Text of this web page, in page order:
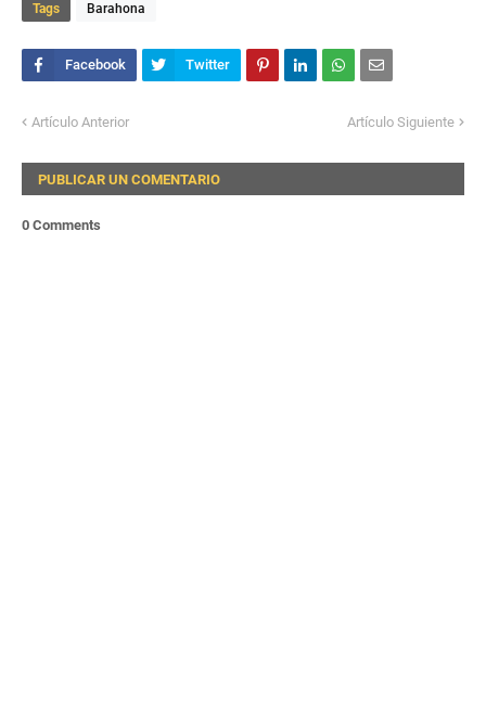
Tags Barahona
Artículo Anterior Artículo Siguiente
PUBLICAR UN COMENTARIO
0 Comments